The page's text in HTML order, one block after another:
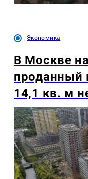
Экономика
В Москве
проданный
14,1 кв. м